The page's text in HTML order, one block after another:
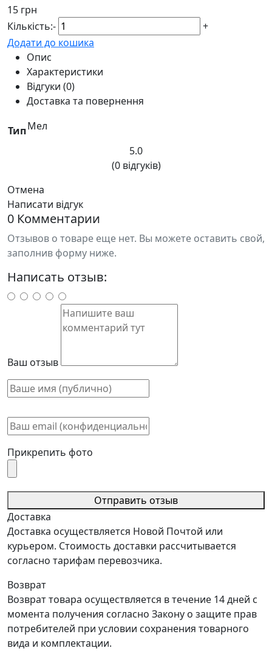
15 грн
Кількість:-
+
Додати до кошика
Опис
Характеристики
Відгуки (0)
Доставка та повернення
ТипМел
5.0
(0 відгуків)
Отмена
Написати відгук
0 Комментарии
Отзывов о товаре еще нет. Вы можете оставить свой,
заполнив форму ниже.
Написать отзыв:
Ваш отзыв
Прикрепить фото
Отправить отзыв
Доставка
Доставка осуществляется Новой Почтой или
курьером. Стоимость доставки рассчитывается
согласно тарифам перевозчика.
Возврат
Возврат товара осуществляется в течение 14 дней с
момента получения согласно Закону о защите прав
потребителей при условии сохранения товарного
вида и комплектации.